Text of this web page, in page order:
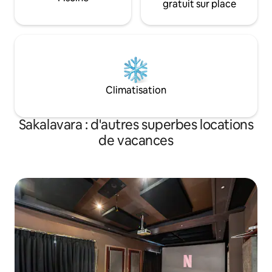
gratuit sur place
Climatisation
Sakalavara : d'autres superbes locations
de vacances